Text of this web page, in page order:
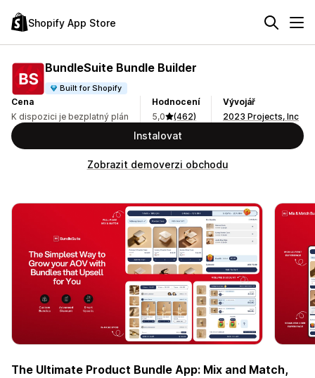
Shopify App Store
BundleSuite Bundle Builder
Built for Shopify
Cena
K dispozici je bezplatný plán
Hodnocení
5,0
(462)
Vývojář
2023 Projects, Inc
Instalovat
Zobrazit demoverzi obchodu
The Ultimate Product Bundle App: Mix and Match,